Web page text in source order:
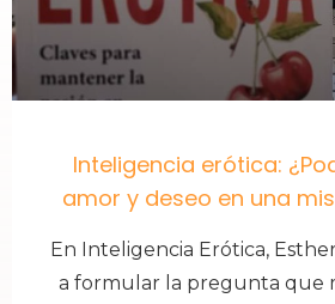
Inteligencia erótica:
amor y deseo en una
En Inteligencia Erótica,
a formular la pregunta que